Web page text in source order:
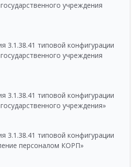
учреждения
3.1.38.41 типовой конфигурации
учреждения
3.1.38.41 типовой конфигурации
учреждения»
3.1.38.41 типовой конфигурации
персоналом КОРП»